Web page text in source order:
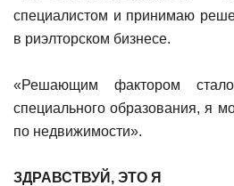
специалистом и принимаю
в риэлторском бизнесе.
«Решающим фактором
специального образования, я
по недвижимости».
ЗДРАВСТВУЙ, ЭТО Я